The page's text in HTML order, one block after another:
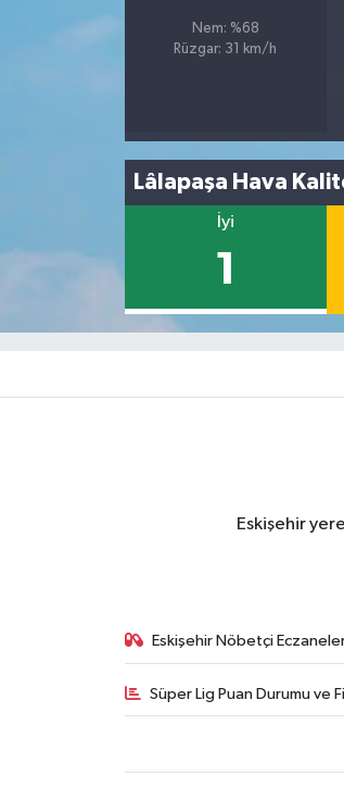
Nem: %68
Rüzgar: 31 km/h
Lâlapaşa Hava
İyi
1
Eskişehir
Eskişehir Nöbetçi
Süper Lig Puan Durumu ve